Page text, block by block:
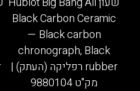
המוצר
Black Carbon Ceramic
— Black carbon
chronograph, Black
rubber רפליקה (העתק) |
מק"ט 9880104